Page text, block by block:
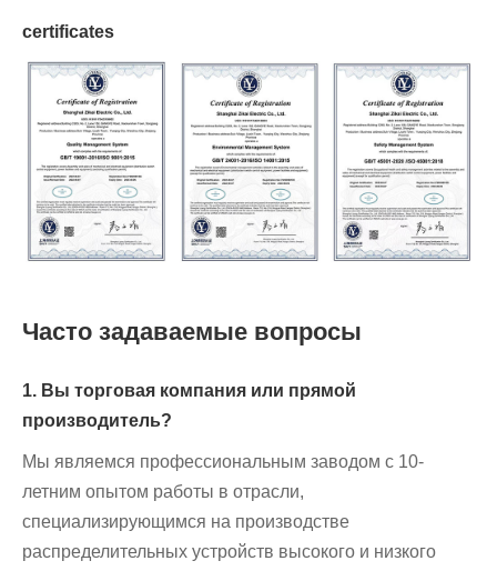
certificates
Часто задаваемые вопросы
1. Вы торговая компания или прямой
производитель?
Мы являемся профессиональным заводом с 10-
летним опытом работы в отрасли,
специализирующимся на производстве
распределительных устройств высокого и низкого